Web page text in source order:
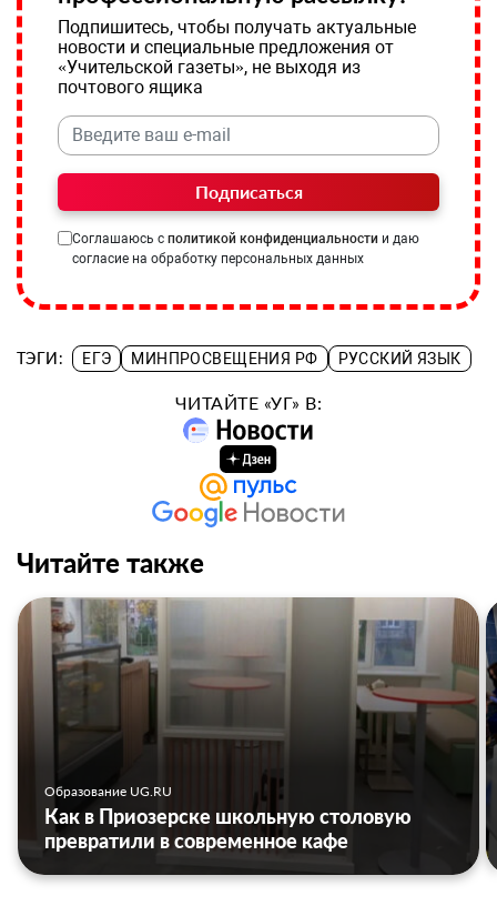
Подпишитесь, чтобы получать актуальные
новости и специальные предложения от
«Учительской газеты», не выходя из
почтового ящика
Подписаться
Соглашаюсь с политикой конфиденциальности и даю
согласие на обработку персональных данных
ТЭГИ: ЕГЭ МИНПРОСВЕЩЕНИЯ РФ РУССКИЙ ЯЗЫК
ЧИТАЙТЕ «УГ» В:
Читайте также
Образование UG.RU
Как в Приозерске школьную столовую
превратили в современное кафе